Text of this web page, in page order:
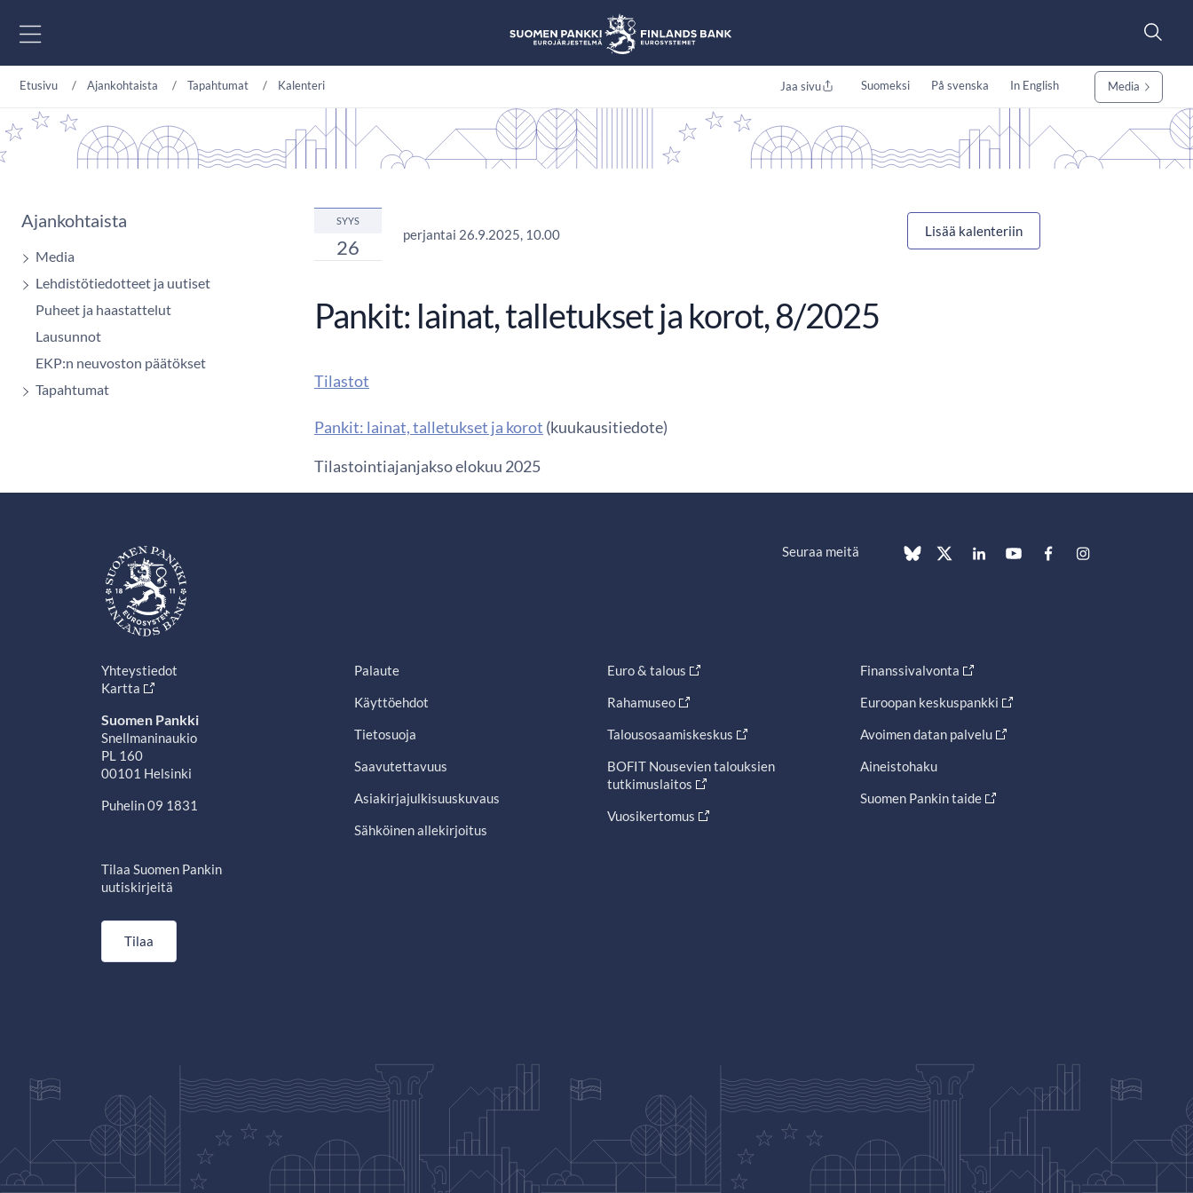
Etusivu Ajankohtaista Tapahtumat Kalenteri Jaa sivu Suomeksi På svenska In English Media
Ajankohtaista
Media
Lehdistötiedotteet ja uutiset
Puheet ja haastattelut
Lausunnot
EKP:n neuvoston päätökset
Tapahtumat
SYYS
26
perjantai 26.9.2025, 10.00 Lisää kalenteriin
Pankit: lainat, talletukset ja korot, 8/2025
Tilastot
Pankit: lainat, talletukset ja korot (kuukausitiedote)
Tilastointiajanjakso elokuu 2025
Seuraa meitä
Yhteystiedot
Kartta
Suomen Pankki
Snellmaninaukio
PL 160
00101 Helsinki
Puhelin 09 1831
Tilaa Suomen Pankin
uutiskirjeitä
Tilaa
Palaute
Käyttöehdot
Tietosuoja
Saavutettavuus
Asiakirjajulkisuuskuvaus
Sähköinen allekirjoitus
Euro & talous
Rahamuseo
Talousosaamiskeskus
BOFIT Nousevien talouksien
tutkimuslaitos
Vuosikertomus
Finanssivalvonta
Euroopan keskuspankki
Avoimen datan palvelu
Aineistohaku
Suomen Pankin taide